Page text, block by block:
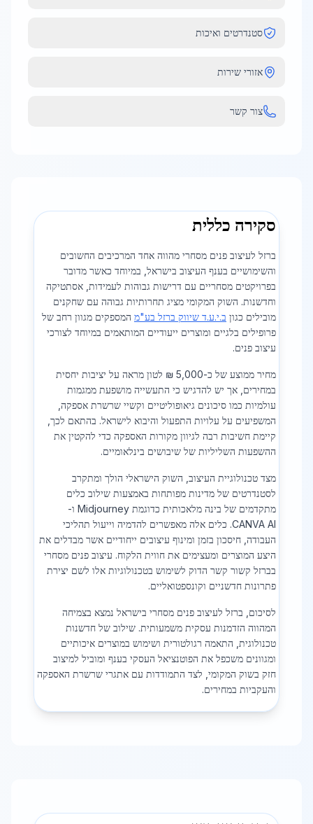
סטנדרטים ואיכות
אזורי שירות
צור קשר
סקירה כללית
ברזל לעיצוב פנים מסחרי מהווה אחד המרכיבים החשובים
והשימושיים בענף העיצוב בישראל, במיוחד כאשר מדובר
בפרויקטים מסחריים עם דרישות גבוהות לעמידות, אסתטיקה
וחדשנות. השוק המקומי מציג תחרותיות גבוהה עם שחקנים
מובילים כגון ב.י.ע.ד שיווק ברזל בע"מ המספקים מגוון רחב של
פרופילים בלגיים ומוצרים ייעודיים המותאמים במיוחד לצורכי
עיצוב פנים.
מחיר ממוצע של כ-5,000 ₪ לטון מראה על יציבות יחסית
במחירים, אך יש להדגיש כי התעשייה מושפעת ממגמות
עולמיות כמו סיכונים גיאופוליטיים וקשיי שרשרת אספקה,
המשפיעים על עלויות התפעול והיבוא לישראל. בהתאם לכך,
קיימת חשיבות רבה לגיוון מקורות האספקה כדי להקטין את
ההשפעות השליליות של שיבושים בינלאומיים.
מצד טכנולוגיית העיצוב, השוק הישראלי הולך ומתקרב
לסטנדרטים של מדינות מפותחות באמצעות שילוב כלים
מתקדמים של בינה מלאכותית כדוגמת Midjourney ו-
CANVA AI. כלים אלה מאפשרים להדמיה וייעול תהליכי
העבודה, חיסכון בזמן ומינוף עיצובים ייחודיים אשר מבדלים את
היצע המוצרים ומעצימים את חווית הלקוח. עיצוב פנים מסחרי
בברזל קשור קשר הדוק לשימוש בטכנולוגיות אלו לשם יצירת
פתרונות חדשניים וקונספטואליים.
לסיכום, ברזל לעיצוב פנים מסחרי בישראל נמצא בצמיחה
המהווה הזדמנות עסקית משמעותית. שילוב של חדשנות
טכנולוגית, התאמה רגולטורית ושימוש במוצרים איכותיים
ומגוונים משכפל את הפוטנציאל העסקי בענף ומוביל למיצוב
חזק בשוק המקומי, לצד התמודדות עם אתגרי שרשרת האספקה
והעקביות במחירים.